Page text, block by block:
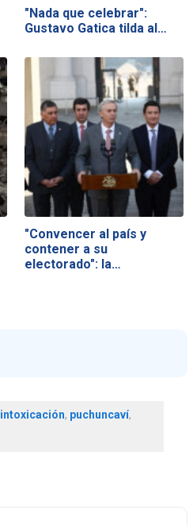
"Nada que celebrar":
Gustavo Gatica tilda al…
"Convencer al país y
contener a su
electorado": la…
intoxicación, puchuncaví,